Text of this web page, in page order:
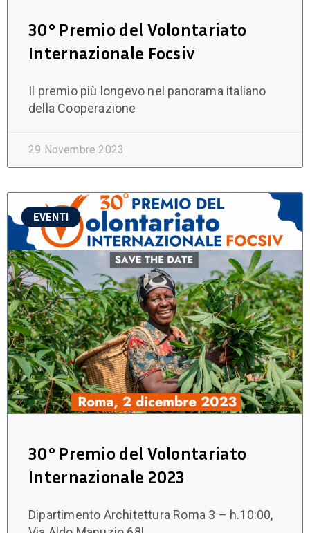
30° Premio del Volontariato
Internazionale Focsiv
Il premio più longevo nel panorama italiano
della Cooperazione
29 Novembre 2023
EVENTI
30° Premio del Volontariato
Internazionale 2023
Dipartimento Architettura Roma 3 – h.10:00,